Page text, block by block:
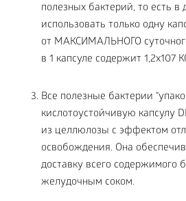
полезных бактерий, то есть в
использовать только одну
от МАКСИМАЛЬНОГО
в 1 капсуле содержит 1,2х107
Все полезные бактерии
кислотоустойчивую капсулу
из целлюлозы с эффектом
освобождения. Она
доставку всего содержимого
желудочным соком.